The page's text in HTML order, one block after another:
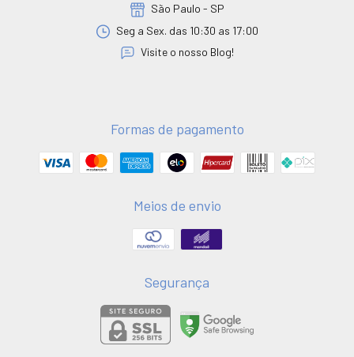
São Paulo - SP
Seg a Sex. das 10:30 as 17:00
Visite o nosso Blog!
Formas de pagamento
Meios de envio
Segurança